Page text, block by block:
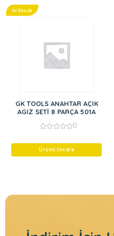
In Stock
GK TOOLS ANAHTAR AÇIK
AGIZ SETİ 8 PARÇA 501A
of
0
Ürünü İncele